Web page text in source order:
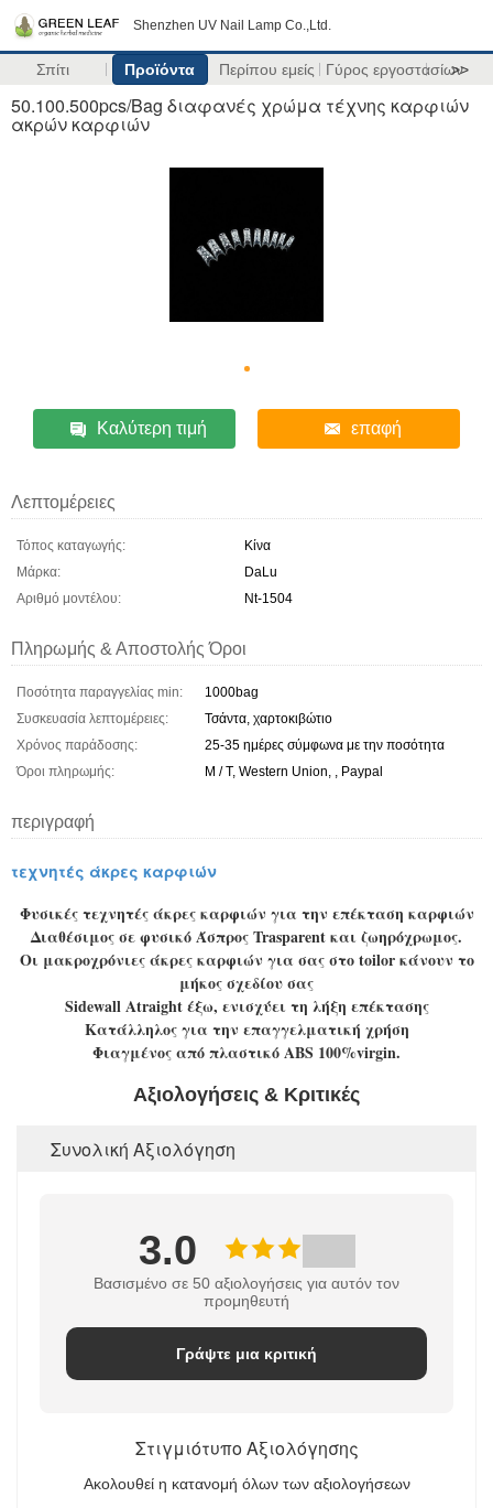
Shenzhen UV Nail Lamp Co.,Ltd.
Σπίτι Προϊόντα Περίπου εμείς Γύρος εργοστασίων
>>
50.100.500pcs/Bag διαφανές χρώμα τέχνης καρφιών
ακρών καρφιών
Καλύτερη τιμή επαφή
Λεπτομέρειες
Τόπος καταγωγής:
Κίνα
Μάρκα:
DaLu
Αριθμό μοντέλου:
Nt-1504
Πληρωμής & Αποστολής Όροι
Ποσότητα παραγγελίας min:
1000bag
Συσκευασία λεπτομέρειες:
Τσάντα, χαρτοκιβώτιο
Χρόνος παράδοσης:
25-35 ημέρες σύμφωνα με την ποσότητα
Όροι πληρωμής:
Μ / Τ, Western Union, , Paypal
περιγραφή
τεχνητές άκρες καρφιών
Φυσικές τεχνητές άκρες καρφιών για την επέκταση καρφιών
Διαθέσιμος σε φυσικό Άσπρος Trasparent και ζωηρόχρωμος.
Οι μακροχρόνιες άκρες καρφιών για σας στο toilor κάνουν το
μήκος σχεδίου σας
Sidewall Atraight έξω, ενισχύει τη λήξη επέκτασης
Κατάλληλος για την επαγγελματική χρήση
Φιαγμένος από πλαστικό ABS 100%virgin.
Αξιολογήσεις & Κριτικές
Συνολική Αξιολόγηση
3.0
Βασισμένο σε 50 αξιολογήσεις για αυτόν τον
προμηθευτή
Γράψτε μια κριτική
Στιγμιότυπο Αξιολόγησης
Ακολουθεί η κατανομή όλων των αξιολογήσεων